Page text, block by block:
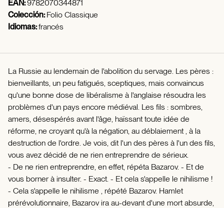
EAN:9782070344871
Colección:Folio Classique
Idiomas:francés
La Russie au lendemain de l'abolition du servage. Les pères :
bienveillants, un peu fatigués, sceptiques, mais convaincus
qu'une bonne dose de libéralisme à l'anglaise résoudra les
problèmes d'un pays encore médiéval. Les fils : sombres,
amers, désespérés avant l'âge, haïssant toute idée de
réforme, ne croyant qu'à la négation, au déblaiement , à la
destruction de l'ordre. Je vois, dit l'un des pères à l'un des fils,
vous avez décidé de ne rien entreprendre de sérieux.
- De ne rien entreprendre, en effet, répéta Bazarov. - Et de
vous borner à insulter. - Exact. - Et cela s'appelle le nihilisme !
- Cela s'appelle le nihilisme , répété Bazarov. Hamlet
prérévolutionnaire, Bazarov ira au-devant d'une mort absurde,